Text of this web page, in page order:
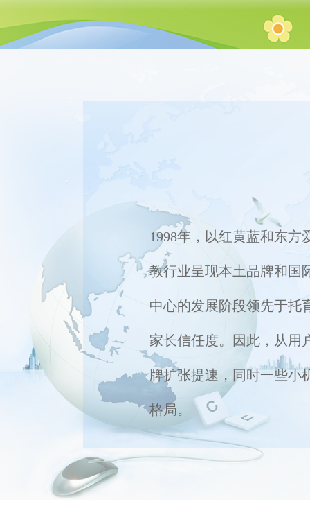
1998年，以红黄蓝和东
教行业呈现本土品牌和国
中心的发展阶段领先于托
家长信任度。因此，从用
牌扩张提速，同时一些小
格局。